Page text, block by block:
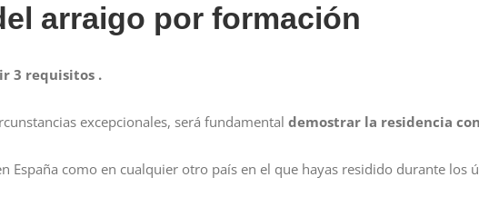
arraigo por formación
3 requisitos .
excepcionales, será fundamental demostrar la residencia
España como en cualquier otro país en el que hayas residido durante los